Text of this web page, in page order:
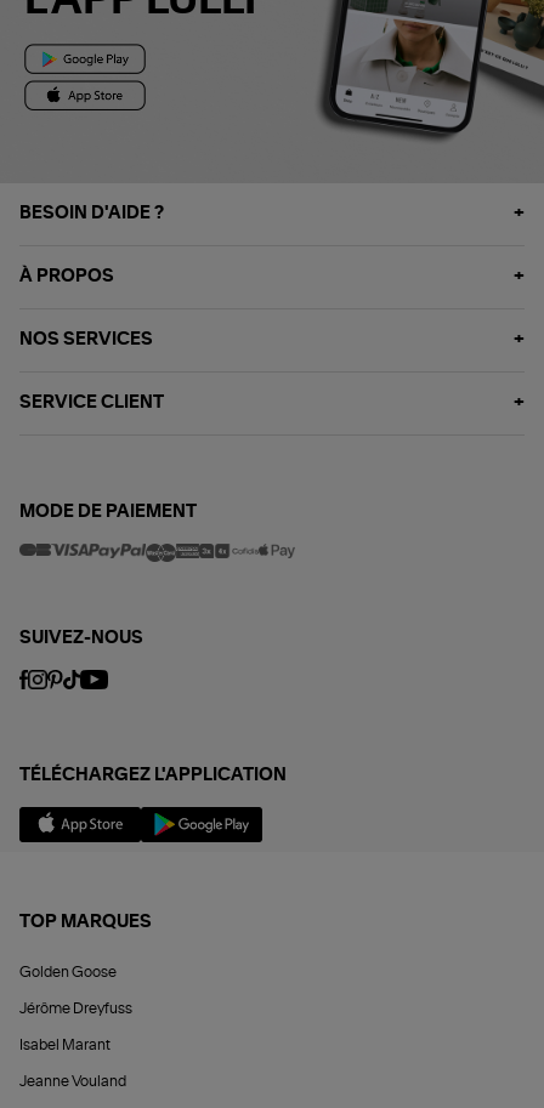
BESOIN D'AIDE ?
À PROPOS
NOS SERVICES
SERVICE CLIENT
MODE DE PAIEMENT
SUIVEZ-NOUS
TÉLÉCHARGEZ L'APPLICATION
TOP MARQUES
Golden Goose
Jérôme Dreyfuss
Isabel Marant
Jeanne Vouland